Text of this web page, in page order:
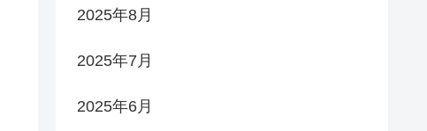
2025年8月
2025年7月
2025年6月